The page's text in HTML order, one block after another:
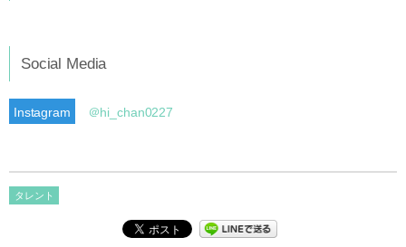
Social Media
Instagram ＠hi_chan0227
タレント